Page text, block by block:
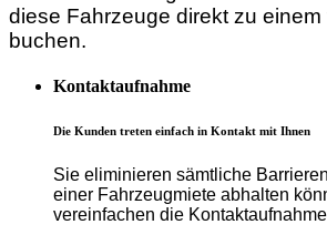
diese Fahrzeuge direkt zu
buchen.
Kontaktaufnahme
Die Kunden treten einfach in Kontakt mit Ihnen
Sie eliminieren sämtliche
einer Fahrzeugmiete abhalten
vereinfachen die